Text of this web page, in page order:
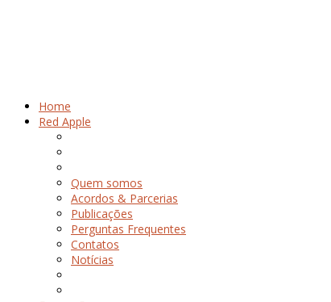
Home
Red Apple
Quem somos
Acordos & Parcerias
Publicações
Perguntas Frequentes
Contatos
Notícias